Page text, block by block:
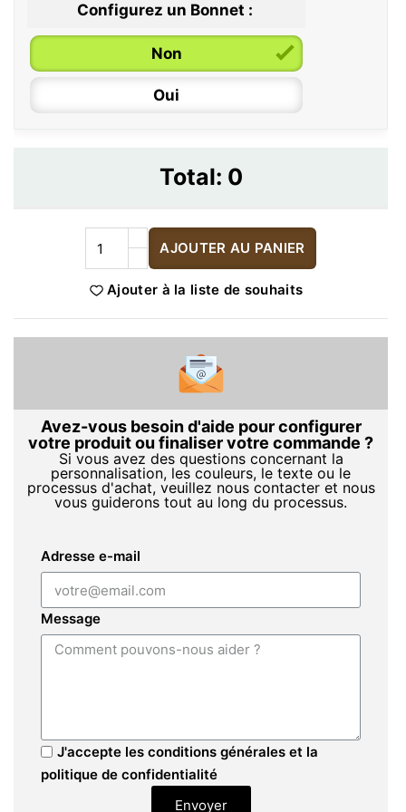
Configurez un Bonnet :
Non
Oui
Total: 0
AJOUTER AU PANIER
Ajouter à la liste de souhaits
Avez-vous besoin d'aide pour configurer
votre produit ou finaliser votre commande ?
Si vous avez des questions concernant la
personnalisation, les couleurs, le texte ou le
processus d'achat, veuillez nous contacter et nous
vous guiderons tout au long du processus.
Adresse e-mail
Message
J'accepte les conditions générales et la
politique de confidentialité
Envoyer